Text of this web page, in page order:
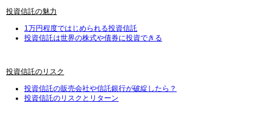
投資信託の魅力
1万円程度ではじめられる投資信託
投資信託は世界の株式や債券に投資できる
投資信託のリスク
投資信託の販売会社や信託銀行が破綻したら？
投資信託のリスクとリターン